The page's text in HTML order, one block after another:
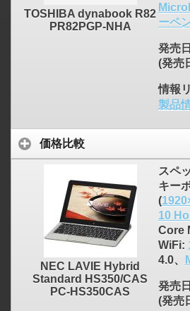
TOSHIBA dynabook R82
PR82PGP-NHA
ーペ
発売
(発売
情報
製品
価格比較
NEC LAVIE Hybrid
Standard HS350/CAS
PC-HS350CAS
スペ
キー
(
10
Core
WiFi:
4.0、
発売
(発売